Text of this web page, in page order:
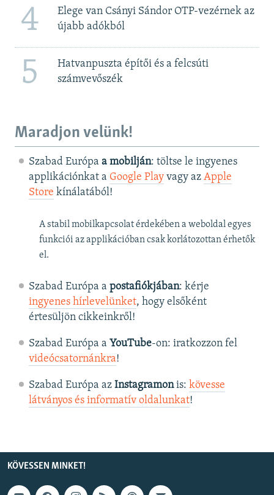
4
Elege van Csányi Sándor OTP-vezérnek az
újabb adókból
5
Hatvanpuszta építői és a felcsúti
számvevőszék
Maradjon velünk!
Szabad Európa a mobilján: töltse le ingyenes
applikációnkat a Google Playvagy az Apple
Store kínálatából!
A stabil mobilkapcsolat érdekében a weboldal egyes
funkciói az applikációban csak korlátozottan érhetők
el.
Szabad Európa a postafiókjában: kérje
ingyenes hírlevelünket, hogy elsőként
értesüljön cikkeinkről!
Szabad Európa a YouTube-on: iratkozzon fel
videócsatornánkra!
Szabad Európa az Instagramonis: kövesse
látványos és informatív oldalunkat! ​
KÖVESSEN MINKET!